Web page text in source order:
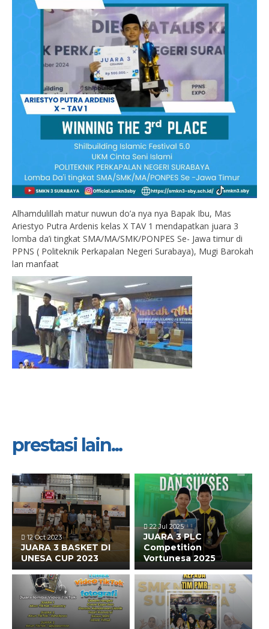
Alhamdulillah matur nuwun do’a nya nya Bapak Ibu, Mas
Ariestyo Putra Ardenis kelas X TAV 1 mendapatkan juara 3
lomba da’i tingkat SMA/MA/SMK/PONPES Se- Jawa timur di
PPNS ( Politeknik Perkapalan Negeri Surabaya), Mugi Barokah
lan manfaat
prestasi lain...
12 Oct 2023
JUARA 3 BASKET DI
UNESA CUP 2023
22 Jul 2025
JUARA 3 PLC
Competition
Vortunesa 2025